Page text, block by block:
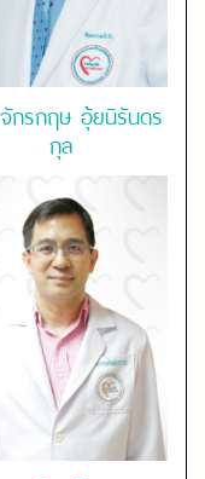
จักรกฤษ อุ้ยนิรันดร
กุล